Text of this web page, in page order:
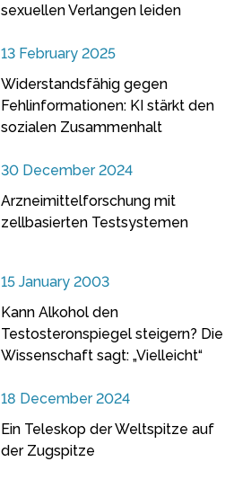
sexuellen Verlangen leiden
13 February 2025
Widerstandsfähig gegen
Fehlinformationen: KI stärkt den
sozialen Zusammenhalt
30 December 2024
Arzneimittelforschung mit
zellbasierten Testsystemen
15 January 2003
Kann Alkohol den
Testosteronspiegel steigern? Die
Wissenschaft sagt: „Vielleicht“
18 December 2024
Ein Teleskop der Weltspitze auf
der Zugspitze